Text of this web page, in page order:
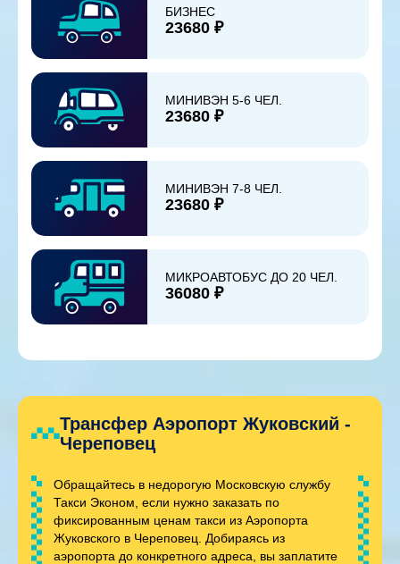
БИЗНЕС
23680 ₽
МИНИВЭН 5-6 ЧЕЛ.
23680 ₽
МИНИВЭН 7-8 ЧЕЛ.
23680 ₽
МИКРОАВТОБУС ДО 20 ЧЕЛ.
36080 ₽
Трансфер Аэропорт Жуковский -
Череповец
Обращайтесь в недорогую Московскую службу
Такси Эконом, если нужно заказать по
фиксированным ценам такси из Аэропорта
Жуковского в Череповец. Добираясь из
аэропорта до конкретного адреса, вы заплатите